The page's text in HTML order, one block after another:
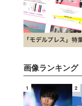
画像ランキング
1 2